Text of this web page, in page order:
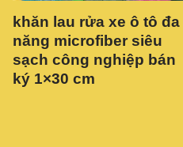
khăn lau rửa xe ô tô đa
năng microfiber siêu
sạch công nghiệp bán
ký 1×30 cm